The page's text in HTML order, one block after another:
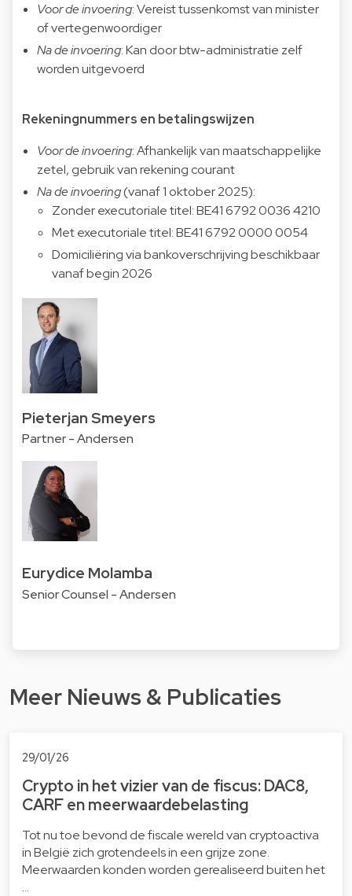
Voor de invoering: Vereist tussenkomst van minister
of vertegenwoordiger
Na de invoering: Kan door btw-administratie zelf
worden uitgevoerd
Rekeningnummers en betalingswijzen
Voor de invoering: Afhankelijk van maatschappelijke
zetel, gebruik van rekening courant
Na de invoering(vanaf 1 oktober 2025):
Zonder executoriale titel: BE41 6792 0036 4210
Met executoriale titel: BE41 6792 0000 0054
Domiciliëring via bankoverschrijving beschikbaar
vanaf begin 2026
Pieterjan Smeyers
Partner - Andersen
Eurydice Molamba
Senior Counsel - Andersen
Meer Nieuws & Publicaties
29/01/26
Crypto in het vizier van de fiscus: DAC8,
CARF en meerwaardebelasting
Tot nu toe bevond de fiscale wereld van cryptoactiva
in België zich grotendeels in een grijze zone.
Meerwaarden konden worden gerealiseerd buiten het
…